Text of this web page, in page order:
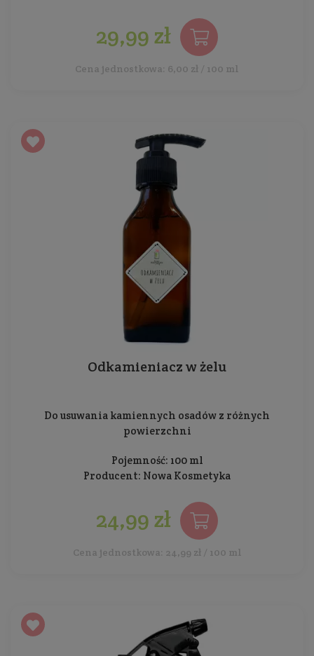
29,99 zł
Cena jednostkowa: 6,00 zł / 100 ml
Odkamieniacz w żelu
Do usuwania kamiennych osadów z różnych
powierzchni
Pojemność: 100 ml
Producent: Nowa Kosmetyka
24,99 zł
Cena jednostkowa: 24,99 zł / 100 ml